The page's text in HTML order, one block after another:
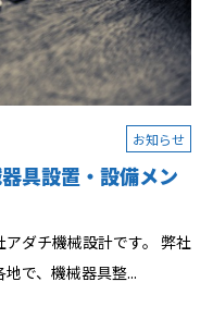
お知らせ
具設置・設備メン
ダチ機械設計です。 弊社
で、機械器具整...